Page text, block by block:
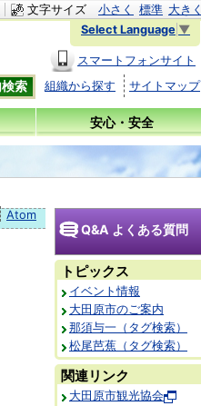
文字サイズ 小さく 標準 大きく
Select Language ▼
スマートフォンサイト
組織から探す
サイトマップ
安心・安全
Atom
Q&A よくある質問
トピックス
イベント情報
大田原市のご案内
那須与一（タグ検索）
松尾芭蕉（タグ検索）
関連リンク
大田原市観光協会